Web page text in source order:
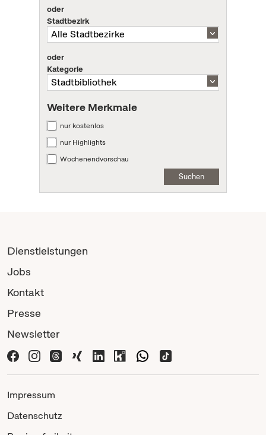
oder
Stadtbezirk
oder
Kategorie
Weitere Merkmale
nur kostenlos
nur Highlights
Wochenendvorschau
Suchen
Dienstleistungen
Jobs
Kontakt
Presse
Newsletter
Impressum
Datenschutz